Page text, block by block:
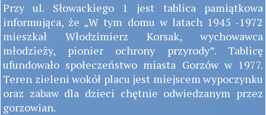
Przy ul. Słowackiego 1 jest tablica pamiątkowa
informująca, że „W tym domu w latach 1945 -1972
mieszkał Włodzimierz Korsak, wychowawca
młodzieży, pionier ochrony przyrody”. Tablicę
ufundowało społeczeństwo miasta Gorzów w 1977.
Teren zieleni wokół placu jest miejscem wypoczynku
oraz zabaw dla dzieci chętnie odwiedzanym przez
gorzowian.